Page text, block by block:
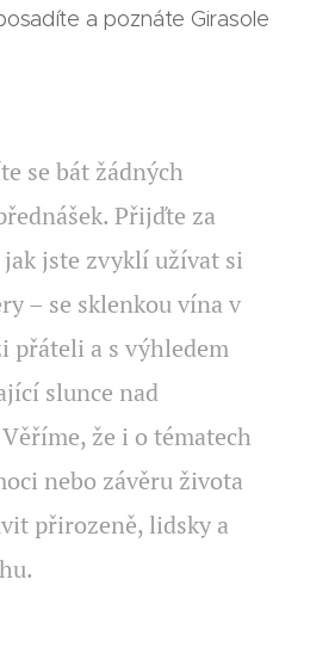
a poznáte Girasole
se bát žádných
Přijďte za
jste zvyklí užívat si
– se sklenkou vína v
přáteli a s výhledem
slunce nad
že i o tématech
nebo závěru života
přirozeně, lidsky a